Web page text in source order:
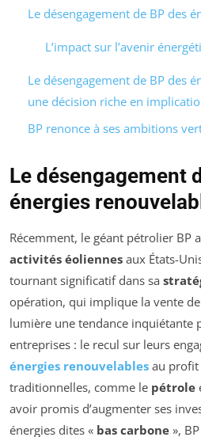
Le désengagement de BP des
L’impact sur l’avenir
Le désengagement de BP des
une décision riche en
BP renonce à ses ambitions
Le désengagement
énergies
Récemment, le géant pétrolier BP
activités éoliennes aux États-
tournant significatif dans sa
opération, qui implique la vente
lumière une tendance inquiétante
entreprises : le recul sur leurs
énergies renouvelables au profit
traditionnelles, comme le pétrole
avoir promis d’augmenter ses
énergies dites « bas carbone »,